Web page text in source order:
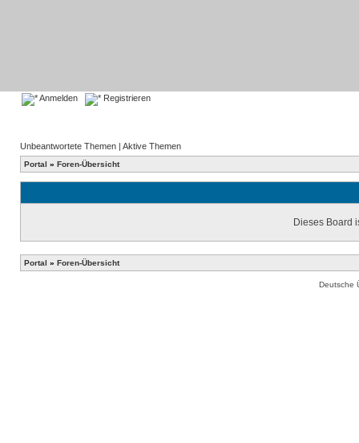
Anmelden Registrieren
Unbeantwortete Themen | Aktive Themen
Portal » Foren-Übersicht
Dieses Board
Portal » Foren-Übersicht
Deutsche